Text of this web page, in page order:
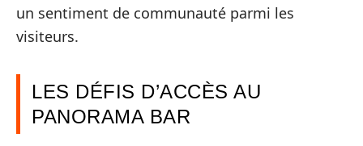
un sentiment de communauté parmi les
visiteurs.
LES DÉFIS D’ACCÈS AU
PANORAMA BAR